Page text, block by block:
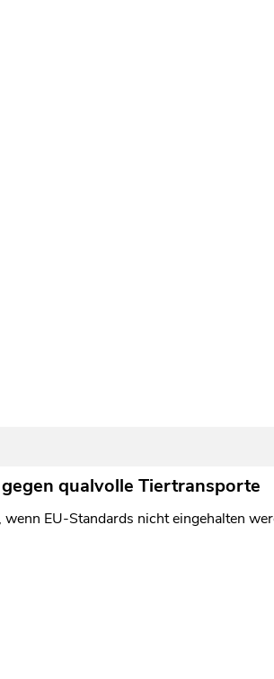
qualvolle Tiertransporte
EU-Standards nicht eingehalten